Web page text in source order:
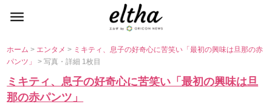
ホーム> エンタメ> ミキティ、息子の好奇心に苦笑い「最初の興味は旦那の赤
パンツ」> 写真・詳細 1枚目
ミキティ、息子の好奇心に苦笑い「最初の興味は旦
那の赤パンツ」